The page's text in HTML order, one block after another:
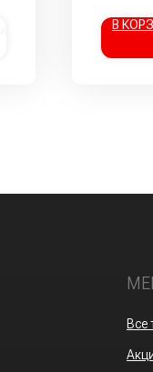
В
Все